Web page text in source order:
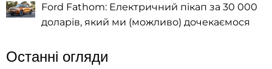
Ford Fathom: Електричний пікап за 30 000
доларів, який ми (можливо) дочекаємося
Останні огляди